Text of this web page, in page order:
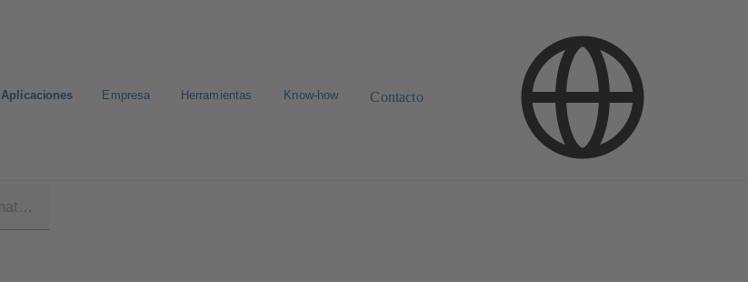
Aplicaciones Empresa Herramientas Know-how Contacto